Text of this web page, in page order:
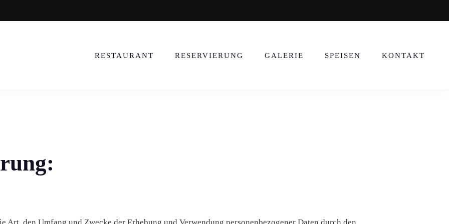
RESTAURANT RESERVIERUNG GALERIE SPEISEN KONTAKT
den Umfang und Zwecke der Erhebung und Verwendung personenbezogener Daten durch den